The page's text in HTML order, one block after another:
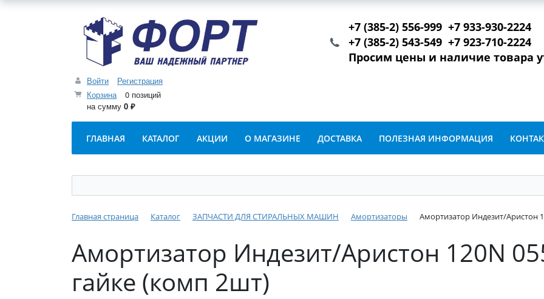
Войти
Регистрация
Корзина
0 позиций
на сумму 0 ₽
+7 (385-2) 556-999 +7 933-930-2224
+7 (385-2) 543-549 +7 923-710-2224
Просим цены и наличие товара
ГЛАВНАЯ КАТАЛОГ АКЦИИ О МАГАЗИНЕ ДОСТАВКА ПОЛЕЗНАЯ ИНФОРМАЦИЯ
Главная страница Каталог ЗАПЧАСТИ ДЛЯ СТИРАЛЬНЫХ МАШИН Амортизаторы Амортизатор Индезит/Аристон
Амортизатор Индезит/Аристон 120N
гайке (комп 2шт)